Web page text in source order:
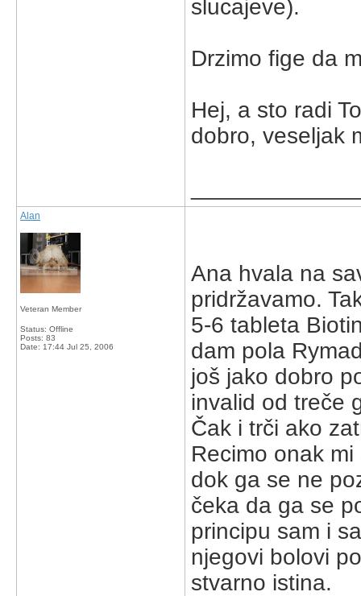
slucajeve).
Drzimo fige da
Hej, a sto radi
dobro, veseljak
Alan
Veteran Member
Status: Offline
Posts: 83
Date: 17:44 Jul 25, 2006
Ana hvala na
pridržavamo.
5-6 tableta
dam pola
još jako dobro
invalid od treče
Čak i trči ako
Recimo onak
dok ga se ne
čeka da ga se
principu sam i
njegovi bolovi
stvarno istina.